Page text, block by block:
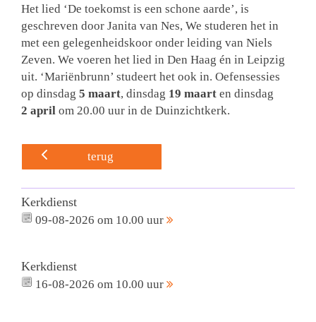
Het lied ‘De toekomst is een schone aarde’, is
geschreven door Janita van Nes, We studeren het in
met een gelegenheidskoor onder leiding van Niels
Zeven. We voeren het lied in Den Haag én in Leipzig
uit. ‘Mariënbrunn’ studeert het ook in. Oefensessies
op dinsdag 5 maart, dinsdag 19 maart en dinsdag
2 april om 20.00 uur in de Duinzichtkerk.
terug
Kerkdienst
09-08-2026 om 10.00 uur
Kerkdienst
16-08-2026 om 10.00 uur